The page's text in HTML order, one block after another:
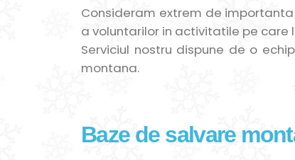
Consideram extrem de
a voluntarilor in activitatile pe care
Serviciul nostru dispune de o
montana.
Baze de salvare